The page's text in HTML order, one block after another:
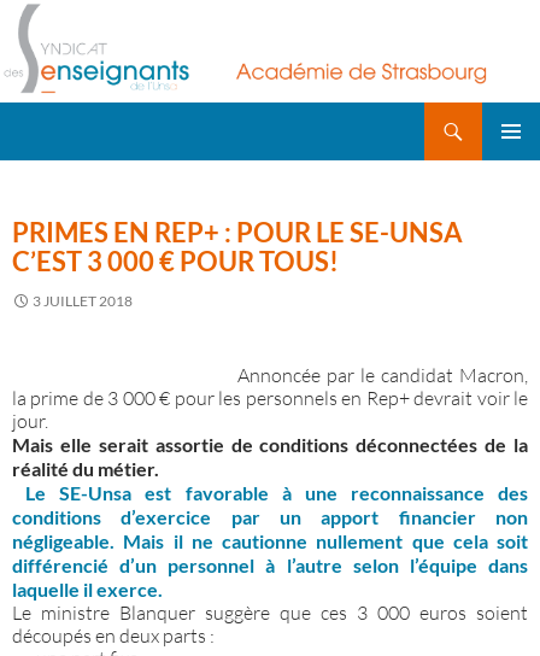
AU
PRIMES EN REP+ : POUR LE SE-UNSA
C’EST 3 000 € POUR TOUS!
3 JUILLET 2018
Annoncée par le candidat Macron,
la prime de 3 000 € pour les personnels en Rep+ devrait voir le
jour.
Mais elle serait assortie de conditions déconnectées de la
réalité du métier.
Le SE-Unsa est favorable à une reconnaissance des
conditions d’exercice par un apport financier non
négligeable. Mais il ne cautionne nullement que cela soit
différencié d’un personnel à l’autre selon l’équipe dans
laquelle il exerce.
Le ministre Blanquer suggère que ces 3 000 euros soient
découpés en deux parts :